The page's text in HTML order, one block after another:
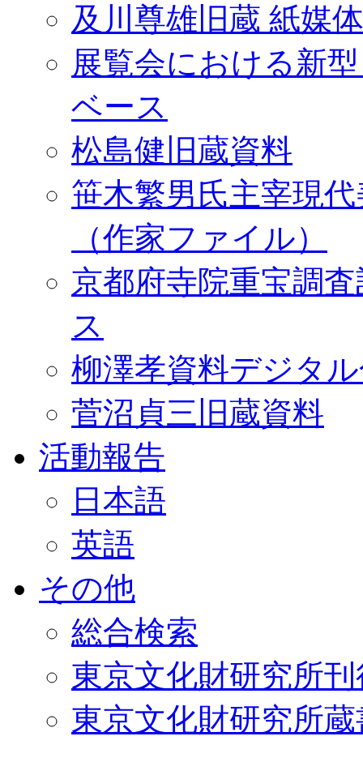
及川尊雄旧蔵 紙媒
展覧会における新
ベース
松島健旧蔵資料
笹木繁男氏主宰現
（作家ファイル）
京都府寺院重宝調
ス
柳澤孝資料デジタ
菅沼貞三旧蔵資料
活動報告
日本語
英語
その他
総合検索
東京文化財研究所
東京文化財研究所